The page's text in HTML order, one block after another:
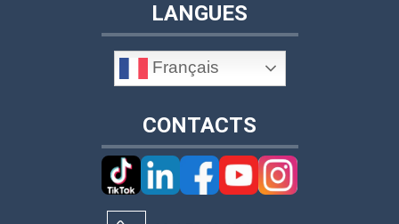
LANGUES
Français
CONTACTS